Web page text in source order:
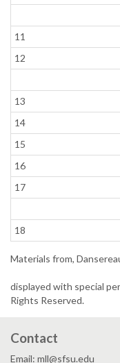
11
12
13
14
15
16
17
18
Materials from,
displayed with special
Rights Reserved.
Contact
Email: mll@sfsu.edu